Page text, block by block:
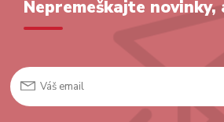
Nepremeškajte novinky,